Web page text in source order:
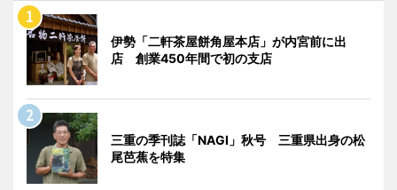
伊勢「二軒茶屋餅角屋本店」が内宮前に出
店 創業450年間で初の支店
三重の季刊誌「NAGI」秋号 三重県出身の松
尾芭蕉を特集